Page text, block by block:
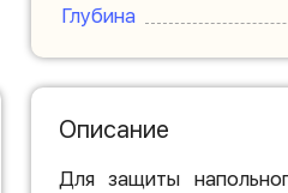
Глубина
Описание
Для защиты